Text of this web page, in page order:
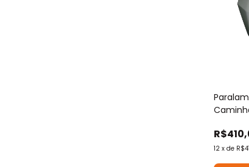
12 xde